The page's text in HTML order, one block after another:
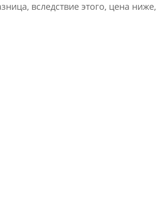
вследствие этого, цена ниже,